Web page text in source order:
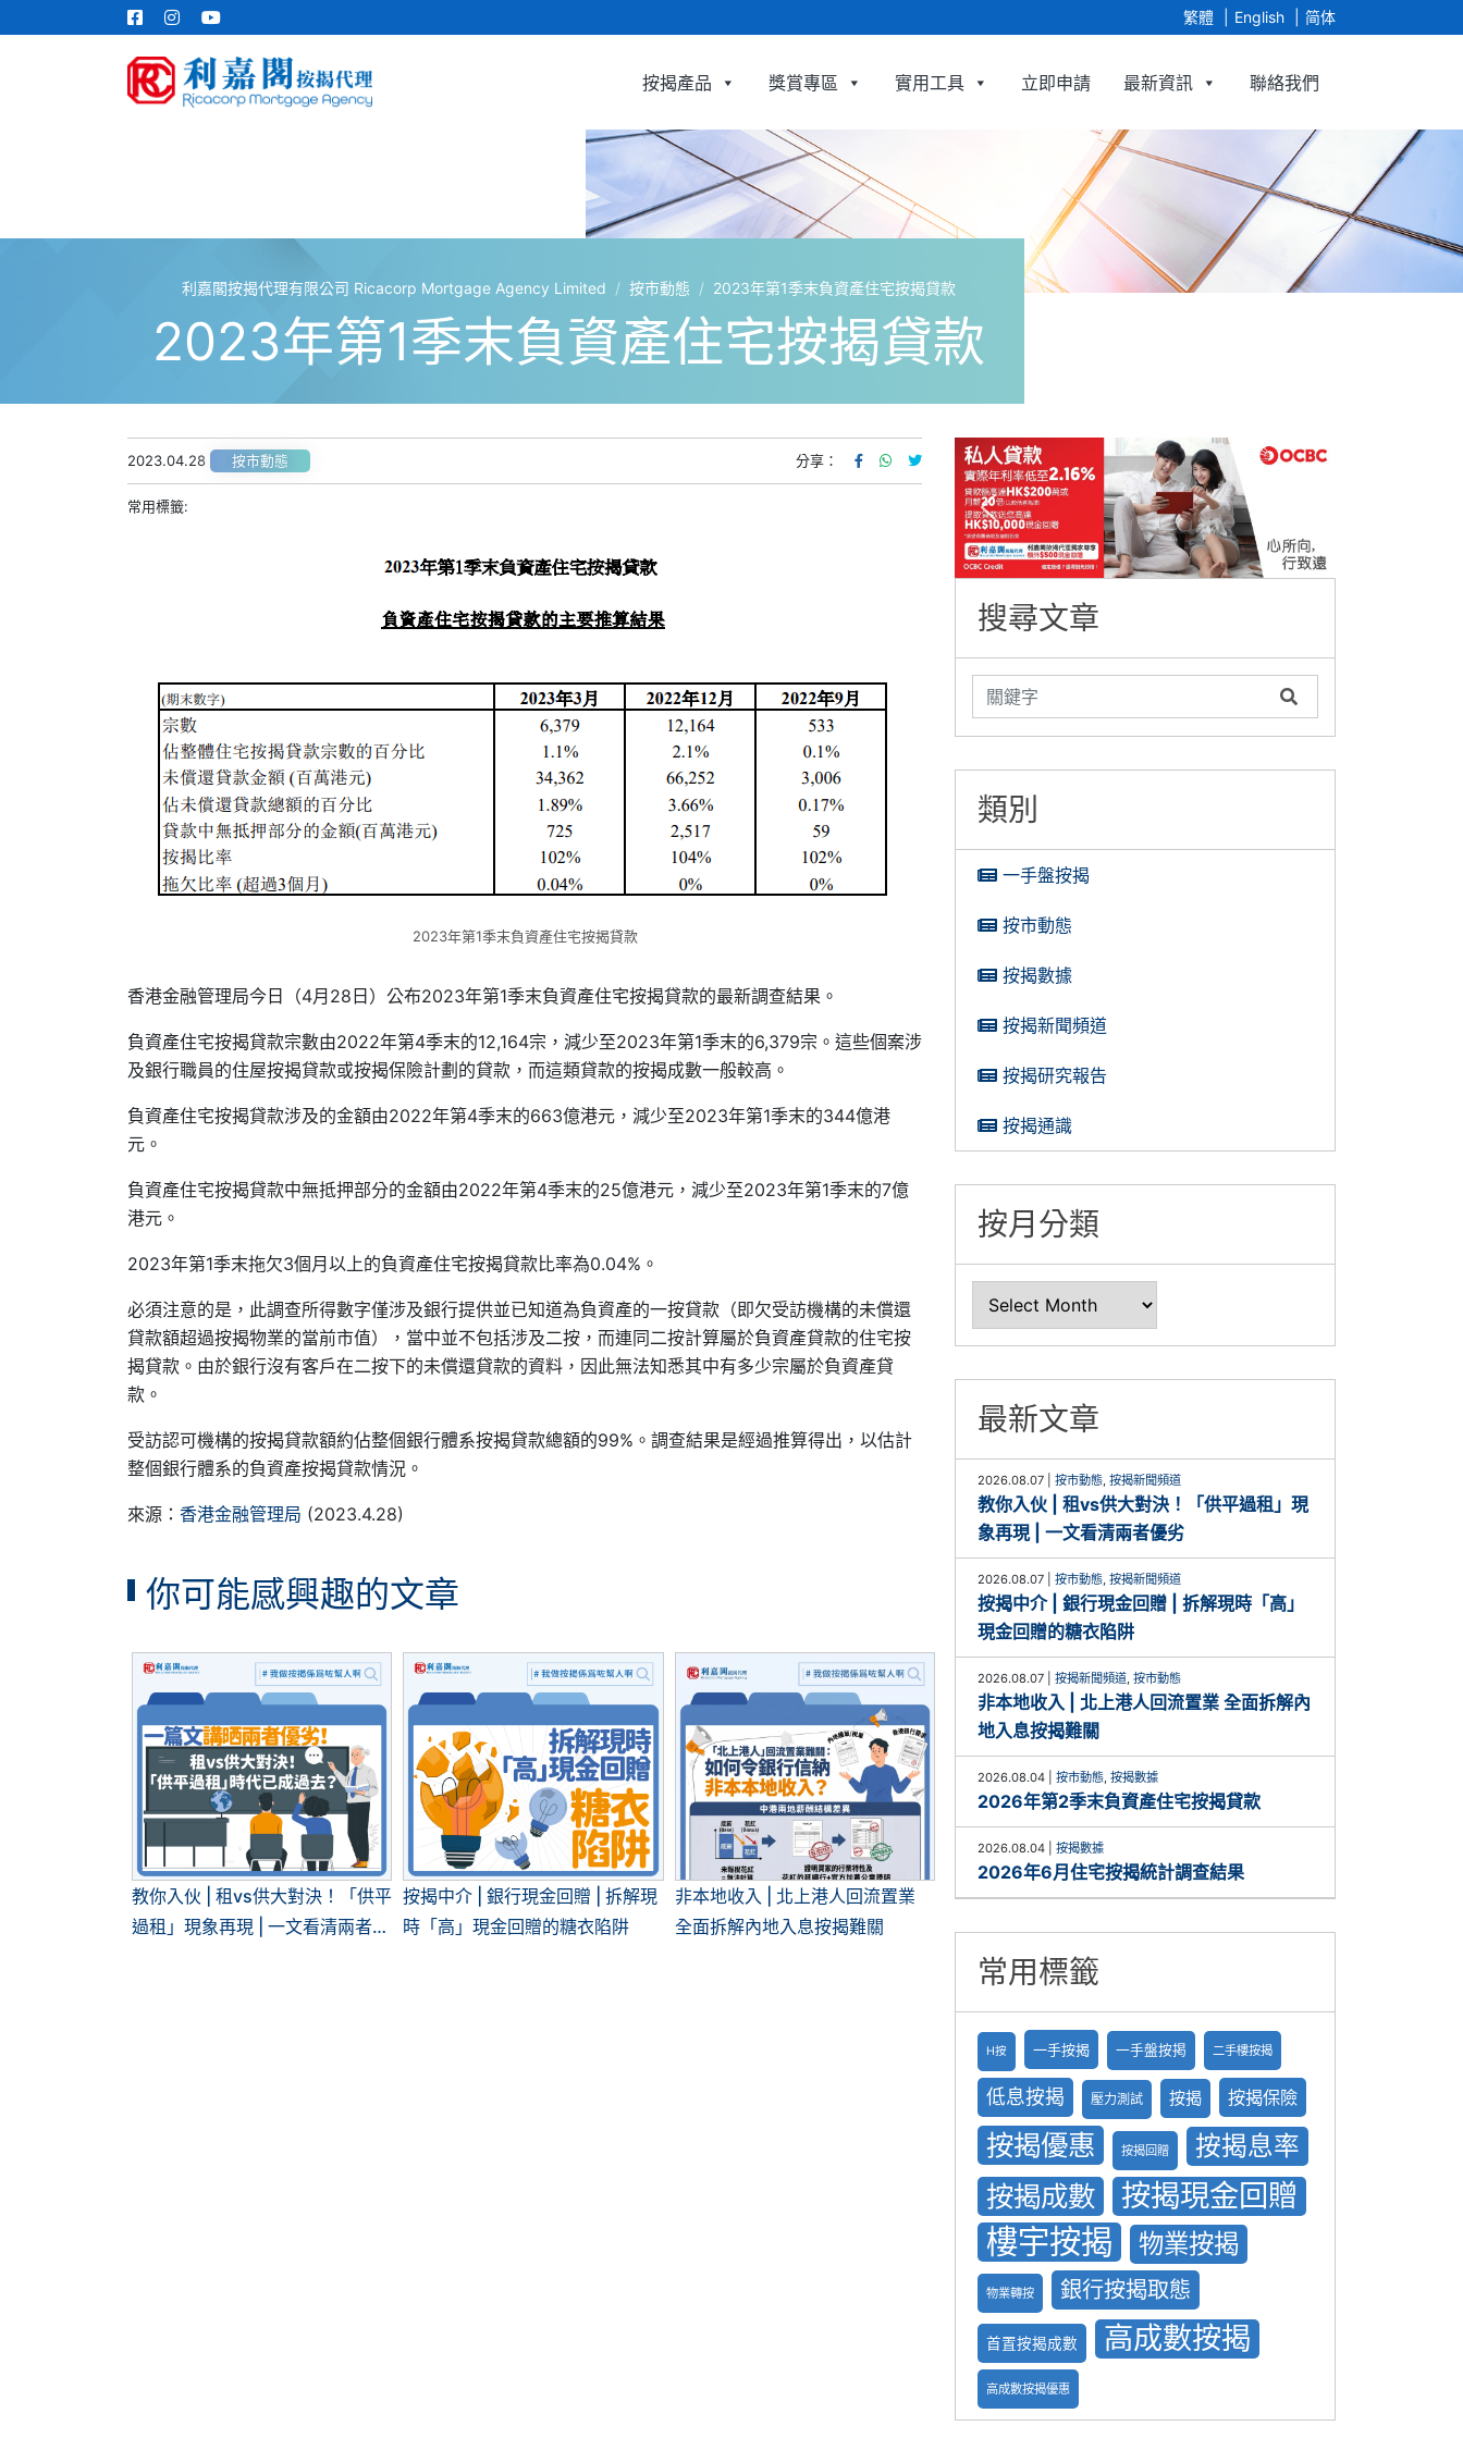
繁體 English 简体
按揭產品 獎賞專區 實用工具 立即申請 最新資訊 聯絡我們
利嘉閣按揭代理有限公司 Ricacorp Mortgage Agency Limited 利嘉閣按揭代理有限公司 Ricacorp Mortgage Agency Limited
/ 按市動態 / 2023年第1季末負資產住宅按揭貸款
2023年第1季末負資產住宅按揭貸款
2023.04.28 按市動態 分享：
常用標籤:
2023年第1季末負資產住宅按揭貸款
香港金融管理局今日（4月28日）公布2023年第1季末負資產住宅按揭貸款的最新調查結果。
負資產住宅按揭貸款宗數由2022年第4季末的12,164宗，減少至2023年第1季末的6,379宗。這些個案涉
及銀行職員的住屋按揭貸款或按揭保險計劃的貸款，而這類貸款的按揭成數一般較高。
負資產住宅按揭貸款涉及的金額由2022年第4季末的663億港元，減少至2023年第1季末的344億港
元。
負資產住宅按揭貸款中無抵押部分的金額由2022年第4季末的25億港元，減少至2023年第1季末的7億
港元。
2023年第1季末拖欠3個月以上的負資產住宅按揭貸款比率為0.04%。
必須注意的是，此調查所得數字僅涉及銀行提供並已知道為負資產的一按貸款（即欠受訪機構的未償還
貸款額超過按揭物業的當前市值），當中並不包括涉及二按，而連同二按計算屬於負資產貸款的住宅按
揭貸款。由於銀行沒有客戶在二按下的未償還貸款的資料，因此無法知悉其中有多少宗屬於負資產貸
款。
受訪認可機構的按揭貸款額約佔整個銀行體系按揭貸款總額的99%。調查結果是經過推算得出，以估計
整個銀行體系的負資產按揭貸款情況。
來源： 香港金融管理局 (2023.4.28)
你可能感興趣的文章
教你入伙 | 租vs供大對決！「供平
過租」現象再現 | 一文看清兩者優
按揭中介 | 銀行現金回贈 | 拆解現
時「高」現金回贈的糖衣陷阱
非本地收入 | 北上港人回流置業
全面拆解內地入息按揭難關
搜尋文章
類別
一手盤按揭
按市動態
按揭數據
按揭新聞頻道
按揭研究報告
按揭通識
按月分類
最新文章
2026.08.07 按市動態 按揭新聞頻道
教你入伙 | 租vs供大對決！「供平過租」現
象再現 | 一文看清兩者優劣
2026.08.07 按市動態 按揭新聞頻道
按揭中介 | 銀行現金回贈 | 拆解現時「高」
現金回贈的糖衣陷阱
2026.08.07 按揭新聞頻道 按市動態
非本地收入 | 北上港人回流置業 全面拆解內
地入息按揭難關
2026.08.04 按市動態 按揭數據
2026年第2季末負資產住宅按揭貸款
2026.08.04 按揭數據
2026年6月住宅按揭統計調查結果
常用標籤
H按 一手按揭 一手盤按掲 二手樓按揭
低息按揭 壓力測試 按揭 按揭保險
按揭優惠 按揭回贈 按揭息率
按揭成數 按揭現金回贈
樓宇按揭 物業按揭
物業轉按 銀行按揭取態
首置按揭成數 高成數按揭
高成數按揭優惠